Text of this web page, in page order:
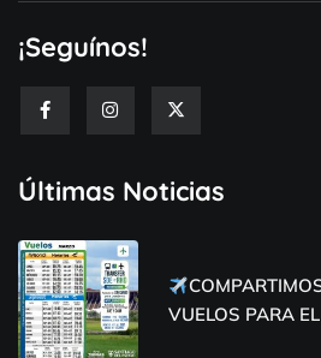
¡Seguínos!
Últimas Noticias
VUELOS PARA